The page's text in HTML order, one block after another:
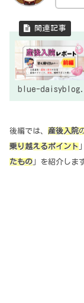
blue-
後編では、 産後入院
乗り越えるポイント
たもの 」を紹介しま